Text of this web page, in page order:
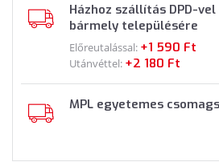
Házhoz szállítás DPD-
bármely településére
Előreutalással: +1 590 Ft
Utánvéttel: +2 180 Ft
MPL egyetemes